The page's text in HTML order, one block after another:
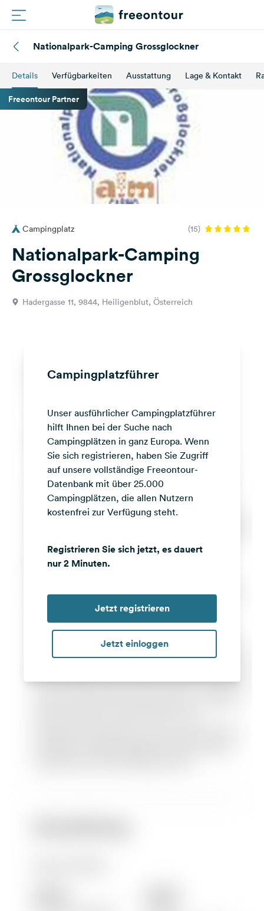
Plätze
Magazin
Einloggen
Fragen &
Feedback
Sprache:
Deutsch
Facebook
Instagram
Nationalpark-Camping Grossglockner
Details Verfügbarkeiten Ausstattung Lage & Kontakt
Freeontour Partner
Campingplatz (15)
Nationalpark-Camping
Grossglockner
Hadergasse 11, 9844, Heiligenblut, Österreich
Campingplatzführer
Unser ausführlicher Campingplatzführer
hilft Ihnen bei der Suche nach
Campingplätzen in ganz Europa. Wenn
Sie sich registrieren, haben Sie Zugriff
auf unsere vollständige Freeontour-
Datenbank mit über 25.000
Campingplätzen, die allen Nutzern
kostenfrei zur Verfügung steht.
Registrieren Sie sich jetzt, es dauert
nur 2 Minuten.
Jetzt registrieren
Jetzt einloggen